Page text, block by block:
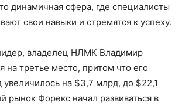
динамичная сфера, где специалисты
свои навыки и стремятся к успеху.
владелец НЛМК Владимир
на третье место, притом что его
увеличилось на $3,7 млрд, до $22,1
рынок Форекс начал развиваться в